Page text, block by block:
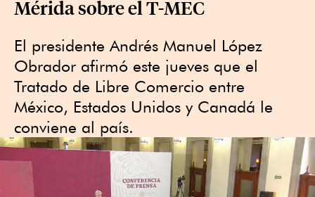
Mérida sobre el T-MEC
El presidente Andrés Manuel López
Obrador afirmó este jueves que el
Tratado de Libre Comercio entre
México, Estados Unidos y Canadá le
conviene al país.